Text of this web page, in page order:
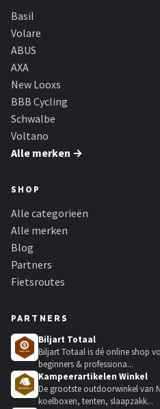
Basil
Volare
ABUS
AXA
New Looxs
BBB Cycling
Schwalbe
Voltano
Alle merken →
SHOP
Alle categorieën
Alle merken
Blog
Partners
Fietsroutes
PARTNERS
Biljart Totaal
Biljart Totaal is dé online shop
beginners & professiona...
Kampeerartikelen Winkel
De grootste outdoorwinkel van
koelboxen, tenten, slaapzakk...